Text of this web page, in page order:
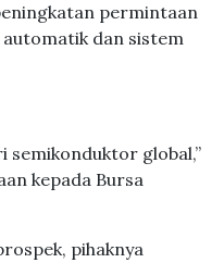
permintaan
dan sistem
semikonduktor global,”
kepada Bursa
pihaknya